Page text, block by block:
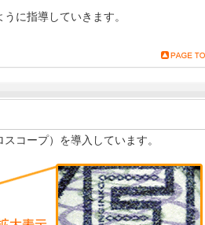
に指導していきます。
コープ）を導入しています。